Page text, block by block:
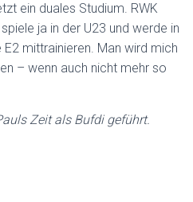
ein duales Studium. RWK
ja in der U23 und werde in
mittrainieren. Man wird mich
– wenn auch nicht mehr so
Zeit als Bufdi geführt.